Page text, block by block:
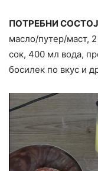
ПОТРЕБНИ
масло/путер/маст,
сок, 400 мл вода,
босилек по вкус и